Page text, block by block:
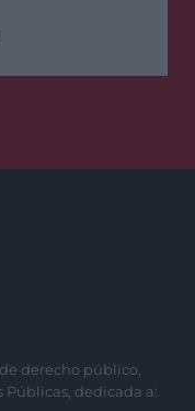
derecho público,
Públicas, dedicada a: